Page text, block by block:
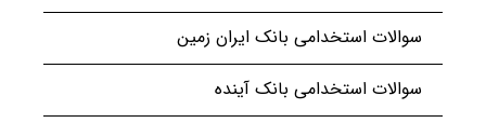
سوالات استخدامی بانک ایران زمین
سوالات استخدامی بانک آینده